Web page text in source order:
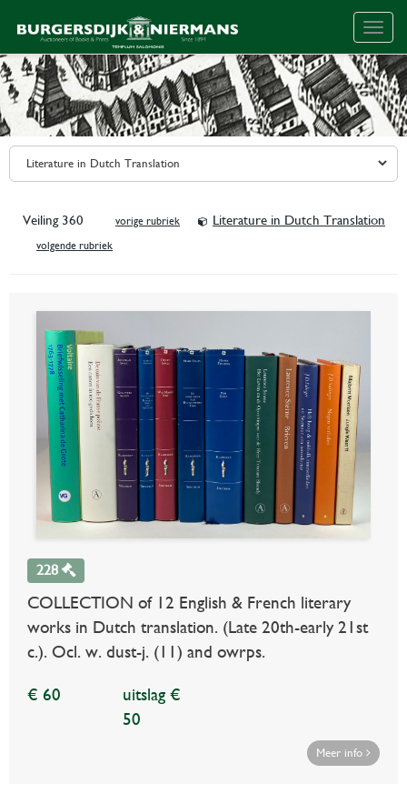
Veiling 360 vorige rubriek Literature in Dutch Translation
volgende rubriek
228
COLLECTION of 12 English & French literary
works in Dutch translation. (Late 20th-early 21st
c.). Ocl. w. dust-j. (11) and owrps.
€ 60
uitslag €
50
Meer info